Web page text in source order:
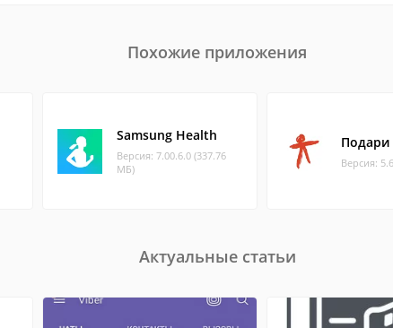
Похожие приложения
Samsung Health
Версия: 7.00.6.0 (337.76
МБ)
Подари
Версия:
Актуальные статьи